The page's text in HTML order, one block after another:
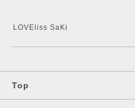
LOVEliss SaKi
Top